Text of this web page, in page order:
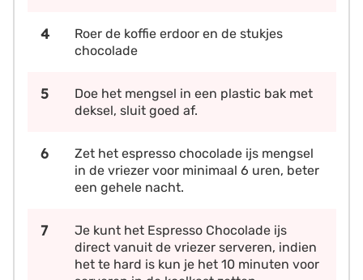
Roer de koffie erdoor en de stukjes
chocolade
Doe het mengsel in een plastic bak met
deksel, sluit goed af.
Zet het espresso chocolade ijs mengsel
in de vriezer voor minimaal 6 uren, beter
een gehele nacht.
Je kunt het Espresso Chocolade ijs
direct vanuit de vriezer serveren, indien
het te hard is kun je het 10 minuten voor